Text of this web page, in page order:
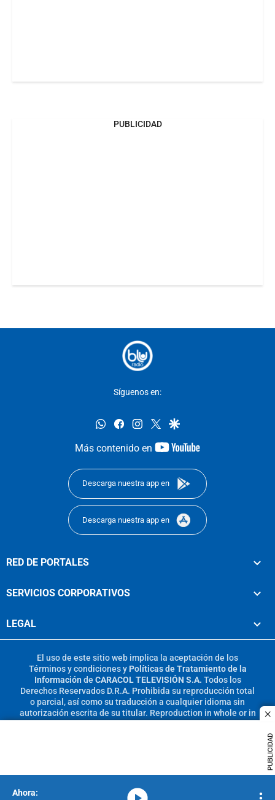
PUBLICIDAD
PUBLICIDAD
Síguenos en:
whatsappfacebookinstagram
twittergoogle
Más contenido en
youtube-
Descarga nuestra app en
Descarga nuestra app en
RED DE PORTALES
SERVICIOS CORPORATIVOS
LEGAL
El uso de este sitio web implica la aceptación de los
Términos y condicionesy Políticas de Tratamiento de la
Información de CARACOL TELEVISIÓN S.A. Todos los
Derechos Reservados D.R.A. Prohibida su reproducción total
o parcial, así como su traducción a cualquier idioma sin
autorización escrita de su titular. Reproduction in whole or in